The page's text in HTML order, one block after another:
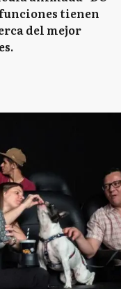
funciones tienen
del mejor